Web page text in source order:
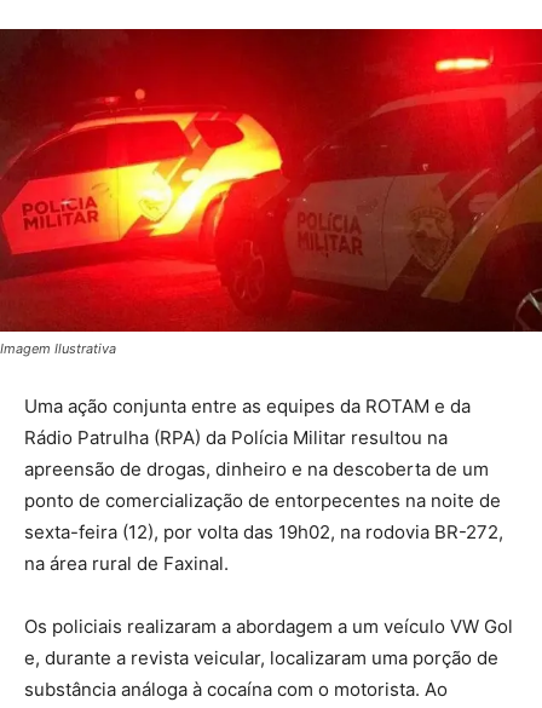
Imagem Ilustrativa
Uma ação conjunta entre as equipes da ROTAM e da
Rádio Patrulha (RPA) da Polícia Militar resultou na
apreensão de drogas, dinheiro e na descoberta de um
ponto de comercialização de entorpecentes na noite de
sexta-feira (12), por volta das 19h02, na rodovia BR-272,
na área rural de Faxinal.
Os policiais realizaram a abordagem a um veículo VW Gol
e, durante a revista veicular, localizaram uma porção de
substância análoga à cocaína com o motorista. Ao